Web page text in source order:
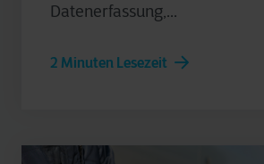
Datenerfassung,...
2 Minuten Lesezeit